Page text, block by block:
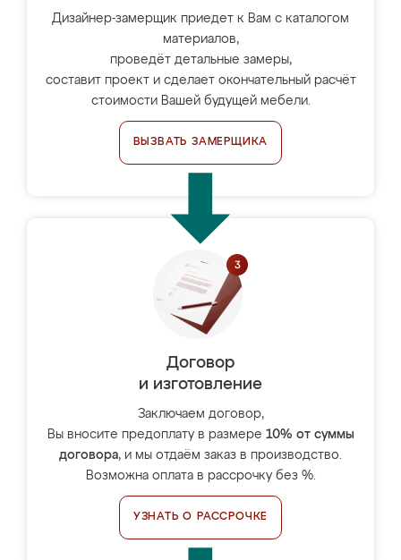
Дизайнер-замерщик приедет к Вам с каталогом
материалов,
проведёт детальные замеры,
составит проект и сделает окончательный расчёт
стоимости Вашей будущей мебели.
ВЫЗВАТЬ ЗАМЕРЩИКА
Договор
и изготовление
Заключаем договор,
Вы вносите предоплату в размере 10% от суммы
договора, и мы отдаём заказ в производство.
Возможна оплата в рассрочку без %.
УЗНАТЬ О РАССРОЧКЕ